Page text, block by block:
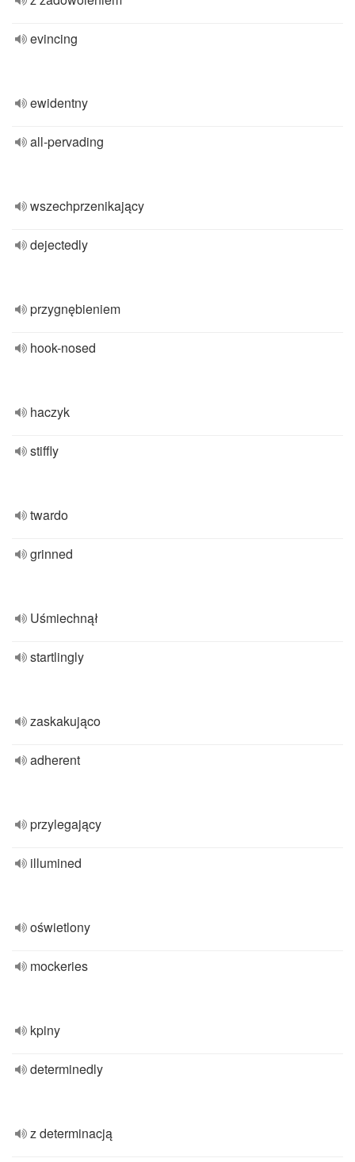
evincing
ewidentny
all-pervading
wszechprzenikający
dejectedly
przygnębieniem
hook-nosed
haczyk
stiffly
twardo
grinned
Uśmiechnął
startlingly
zaskakująco
adherent
przylegający
illumined
oświetlony
mockeries
kpiny
determinedly
z determinacją